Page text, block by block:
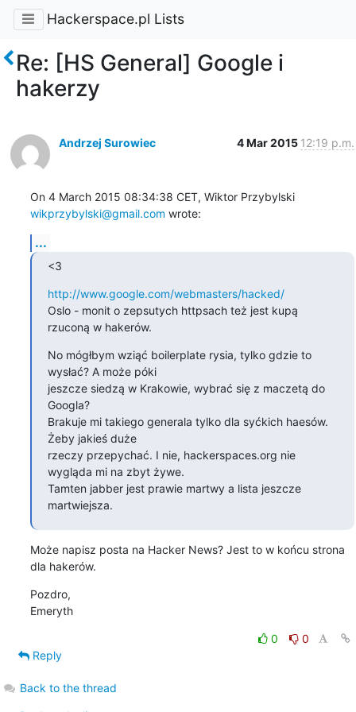
Hackerspace.pl Lists
Re: [HS General] Google i
hakerzy
Andrzej Surowiec 4 Mar 2015 12:19 p.m.
On 4 March 2015 08:34:38 CET, Wiktor Przybylski
wikprzybylski@gmail.com wrote:
...
<3
http://www.google.com/webmasters/hacked/
Oslo - monit o zepsutych httpsach też jest kupą
rzuconą w hakerów.
No mógłbym wziąć boilerplate rysia, tylko gdzie to
wysłać? A może póki
jeszcze siedzą w Krakowie, wybrać się z maczetą do
Googla?
Brakuje mi takiego generala tylko dla syćkich haesów.
Żeby jakieś duże
rzeczy przepychać. I nie, hackerspaces.org nie
wygląda mi na zbyt żywe.
Tamten jabber jest prawie martwy a lista jeszcze
martwiejsza.
Może napisz posta na Hacker News? Jest to w końcu strona
dla hakerów.
Pozdro,
Emeryth
0
0
Reply
Back to the thread